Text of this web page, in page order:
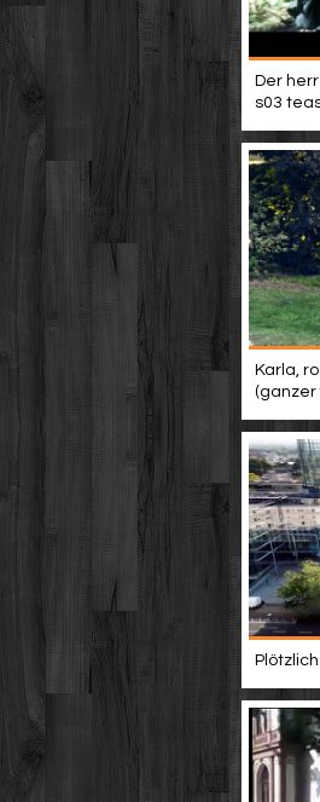
Der
s03
Karla,
(ganzer